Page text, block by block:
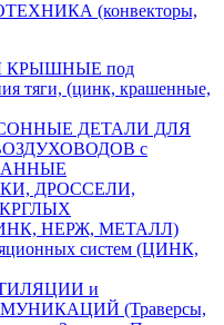
(конвекторы,
КРЫШНЫЕ под
тяги, (цинк, крашенные,
ДЕТАЛИ ДЛЯ
с
ДРОССЕЛИ,
КРГЛЫХ
НЕРЖ, МЕТАЛЛ)
систем (ЦИНК,
и
(Траверсы,